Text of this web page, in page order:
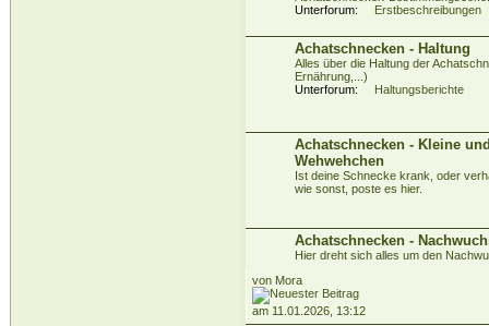
Unterforum:
Erstbeschreibungen
Achatschnecken - Haltung
Alles über die Haltung der
Ernährung,...)
Unterforum:
Haltungsberichte
Achatschnecken - Kleine
Wehwehchen
Ist deine Schnecke krank, oder
wie sonst, poste es hier.
Achatschnecken -
Hier dreht sich alles um den
von Mora
am 11.01.2026, 13:12